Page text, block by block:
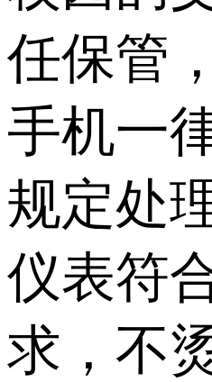
任保管
手机一
规定处
仪表符
求，不